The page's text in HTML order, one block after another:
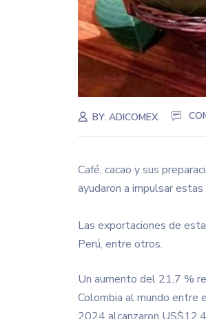
BY:ADICOMEX
Café, cacao y sus
ayudaron a impulsar
Las exportaciones de
Perú, entre otros.
Un aumento del 21,7 %
Colombia al mundo entre